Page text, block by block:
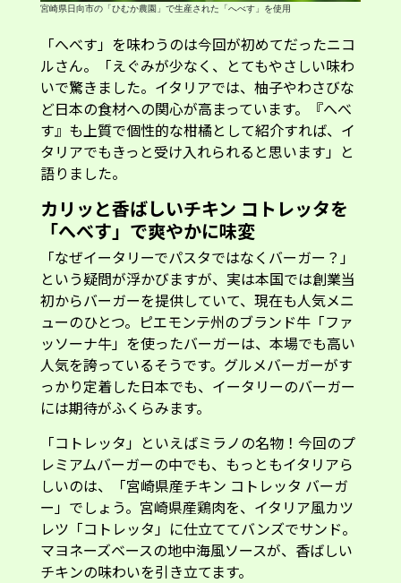
宮崎県日向市の「ひむか農園」で生産された「へべす」を使用
「へべす」を味わうのは今回が初めてだったニコ
ルさん。「えぐみが少なく、とてもやさしい味わ
いで驚きました。イタリアでは、柚子やわさびな
ど日本の食材への関心が高まっています。『へべ
す』も上質で個性的な柑橘として紹介すれば、イ
タリアでもきっと受け入れられると思います」と
語りました。
カリッと香ばしいチキン コトレッタを
「へべす」で爽やかに味変
「なぜイータリーでパスタではなくバーガー？」
という疑問が浮かびますが、実は本国では創業当
初からバーガーを提供していて、現在も人気メニ
ューのひとつ。ピエモンテ州のブランド牛「ファ
ッソーナ牛」を使ったバーガーは、本場でも高い
人気を誇っているそうです。グルメバーガーがす
っかり定着した日本でも、イータリーのバーガー
には期待がふくらみます。
「コトレッタ」といえばミラノの名物！今回のプ
レミアムバーガーの中でも、もっともイタリアら
しいのは、「宮崎県産チキン コトレッタ バーガ
ー」でしょう。宮崎県産鶏肉を、イタリア風カツ
レツ「コトレッタ」に仕立ててバンズでサンド。
マヨネーズベースの地中海風ソースが、香ばしい
チキンの味わいを引き立てます。